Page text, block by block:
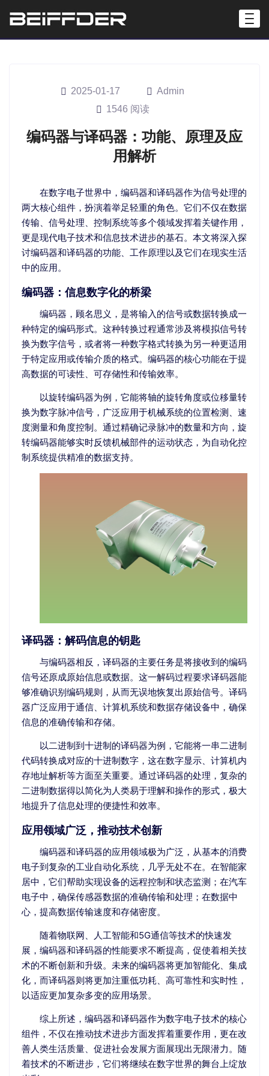
2025-01-17
Admin
1546 阅读
编码器与译码器：功能、原理及应
用解析
在数字电子世界中，编码器和译码器作为信号处理的
两大核心组件，扮演着举足轻重的角色。它们不仅在数据
传输、信号处理、控制系统等多个领域发挥着关键作用，
更是现代电子技术和信息技术进步的基石。本文将深入探
讨编码器和译码器的功能、工作原理以及它们在现实生活
中的应用。
编码器：信息数字化的桥梁
编码器，顾名思义，是将输入的信号或数据转换成一
种特定的编码形式。这种转换过程通常涉及将模拟信号转
换为数字信号，或者将一种数字格式转换为另一种更适用
于特定应用或传输介质的格式。编码器的核心功能在于提
高数据的可读性、可存储性和传输效率。
以旋转编码器为例，它能将轴的旋转角度或位移量转
换为数字脉冲信号，广泛应用于机械系统的位置检测、速
度测量和角度控制。通过精确记录脉冲的数量和方向，旋
转编码器能够实时反馈机械部件的运动状态，为自动化控
制系统提供精准的数据支持。
译码器：解码信息的钥匙
与编码器相反，译码器的主要任务是将接收到的编码
信号还原成原始信息或数据。这一解码过程要求译码器能
够准确识别编码规则，从而无误地恢复出原始信号。译码
器广泛应用于通信、计算机系统和数据存储设备中，确保
信息的准确传输和存储。
以二进制到十进制的译码器为例，它能将一串二进制
代码转换成对应的十进制数字，这在数字显示、计算机内
存地址解析等方面至关重要。通过译码器的处理，复杂的
二进制数据得以简化为人类易于理解和操作的形式，极大
地提升了信息处理的便捷性和效率。
应用领域广泛，推动技术创新
编码器和译码器的应用领域极为广泛，从基本的消费
电子到复杂的工业自动化系统，几乎无处不在。在智能家
居中，它们帮助实现设备的远程控制和状态监测；在汽车
电子中，确保传感器数据的准确传输和处理；在数据中
心，提高数据传输速度和存储密度。
随着物联网、人工智能和5G通信等技术的快速发
展，编码器和译码器的性能要求不断提高，促使着相关技
术的不断创新和升级。未来的编码器将更加智能化、集成
化，而译码器则将更加注重低功耗、高可靠性和实时性，
以适应更加复杂多变的应用场景。
综上所述，编码器和译码器作为数字电子技术的核心
组件，不仅在推动技术进步方面发挥着重要作用，更在改
善人类生活质量、促进社会发展方面展现出无限潜力。随
着技术的不断进步，它们将继续在数字世界的舞台上绽放